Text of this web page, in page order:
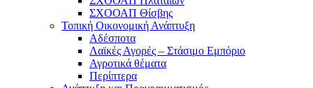
ΣΧΟΟΑΠ Θίσβης
Τοπική Οικονομική Ανάπτυξη
Αδέσποτα
Λαϊκές Αγορές – Στάσιμο Εμπόριο
Αγροτικά θέματα
Περίπτερα